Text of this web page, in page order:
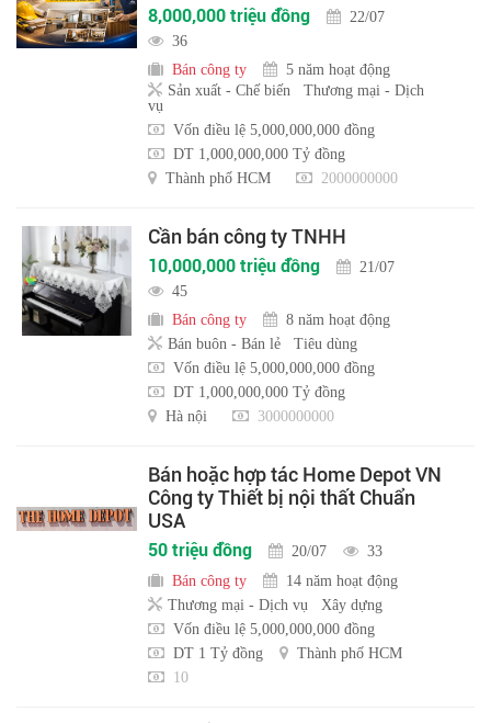
8,000,000 triệu đồng
22/07
36
Bán công ty
5 năm hoạt động
Sản xuất - Chế biến
Thương mại - Dịch
vụ
Vốn điều lệ 5,000,000,000 đồng
DT 1,000,000,000 Tỷ đồng
Thành phố HCM
2000000000
Cần bán công ty TNHH
10,000,000 triệu đồng
21/07
45
Bán công ty
8 năm hoạt động
Bán buôn - Bán lẻ
Tiêu dùng
Vốn điều lệ 5,000,000,000 đồng
DT 1,000,000,000 Tỷ đồng
Hà nội
3000000000
Bán hoặc hợp tác Home Depot VN
Công ty Thiết bị nội thất Chuẩn
USA
50 triệu đồng 20/07
33
Bán công ty
14 năm hoạt động
Thương mại - Dịch vụ
Xây dựng
Vốn điều lệ 5,000,000,000 đồng
DT 1 Tỷ đồng
Thành phố HCM
10